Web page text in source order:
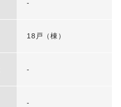
-
18戸（棟）
-
-